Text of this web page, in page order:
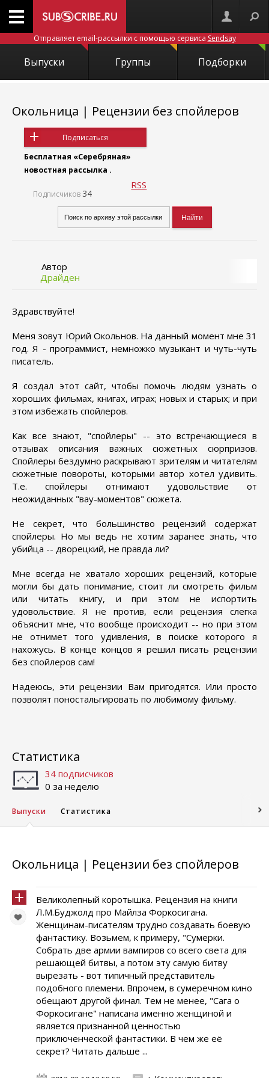
Отправляет email-рассылки с помощью сервиса Sendsay
Выпуски Группы Подборки
Окольница | Рецензии без спойлеров
Подписаться
Бесплатная «Серебряная»
новостная рассылка .
Подписчиков 34
RSS
Автор
Драйден
Здравствуйте!
Меня зовут Юрий Окольнов. На данный момент мне 31
год. Я - программист, немножко музыкант и чуть-чуть
писатель.
Я создал этот сайт, чтобы помочь людям узнать о
хороших фильмах, книгах, играх; новых и старых; и при
этом избежать спойлеров.
Как все знают, "спойлеры" -- это встречающиеся в
отзывах описания важных сюжетных сюрпризов.
Спойлеры бездумно раскрывают зрителям и читателям
сюжетные повороты, которыми автор хотел удивить.
Т.е. спойлеры отнимают удовольствие от
неожиданных "вау-моментов" сюжета.
Не секрет, что большинство рецензий содержат
спойлеры. Но мы ведь не хотим заранее знать, что
убийца -- дворецкий, не правда ли?
Мне всегда не хватало хороших рецензий, которые
могли бы дать понимание, стоит ли смотреть фильм
или читать книгу, и при этом не испортить
удовольствие. Я не против, если рецензия слегка
объяснит мне, что вообще происходит -- но при этом
не отнимет того удивления, в поиске которого я
нахожусь. В конце концов я решил писать рецензии
без спойлеров сам!
Надеюсь, эти рецензии Вам пригодятся. Или просто
позволят поностальгировать по любимому фильму.
Статистика
34 подписчиков
0 за неделю
Выпуски Статистика
Окольница | Рецензии без спойлеров
Великолепный коротышка. Рецензия на книги
Л.М.Буджолд про Майлза Форкосигана.
Женщинам-писателям трудно создавать боевую
фантастику. Возьмем, к примеру, "Сумерки.
Собрать две армии вампиров со всего света для
решающей битвы, а потом эту самую битву
вырезать - вот типичный представитель
подобного племени. Впрочем, в сумеречном кино
обещают другой финал. Тем не менее, "Сага о
Форкосигане" написана именно женщиной и
является признанной ценностью
приключенческой фантастики. В чем же её
секрет? Читать дальше ...